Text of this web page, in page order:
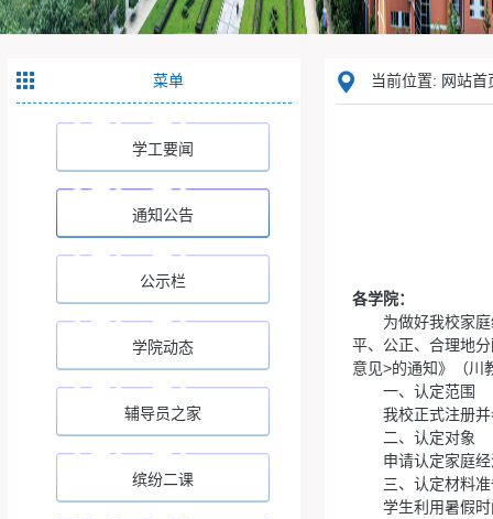
菜单
学工要闻
通知公告
公示栏
学院动态
辅导员之家
缤纷二课
当前位置: 网站
各学院：
为做好我校家
平、公正、合理地
意见>的通知》（川
一、认定范围
我校正式注册
二、认定对象
申请认定家庭
三、认定材料
学生利用暑假